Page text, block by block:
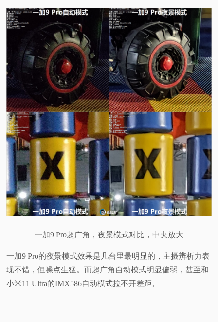
一加9 Pro超广角，夜景模式对比，中央放大
一加9 Pro的夜景模式效果是几台里最明显的，主摄辨析力表
现不错，但噪点生猛。而超广角自动模式明显偏弱，甚至和
小米11 Ultra的IMX586自动模式拉不开差距。